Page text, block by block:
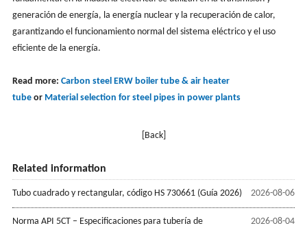
generación de energía, la energía nuclear y la recuperación de calor,
garantizando el funcionamiento normal del sistema eléctrico y el uso
eficiente de la energía.
Read more: Carbon steel ERW boiler tube & air heater
tubeor Material selection for steel pipes in power plants
[Back]
Related information
2026-08-06
Tubo cuadrado y rectangular, código HS 730661 (Guía 2026)
2026-08-04
Norma API 5CT – Especificaciones para tubería de